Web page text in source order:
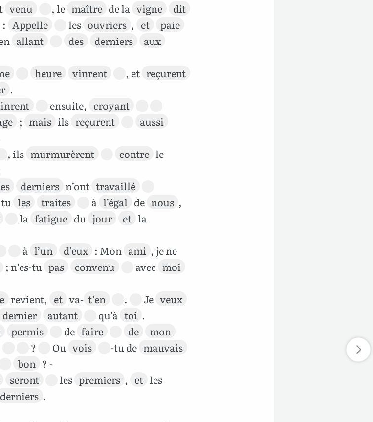
venu , le maître de la vigne
dit
: Appelle les ouvriers , et
paie
allant des derniers
aux
heure vinrent , et reçurent
.
ensuite, croyant
; mais ils reçurent
aussi
, ils murmurèrent contre le
derniers n’ont travaillé
tu les traites à l’égal de nous ,
la fatigue du jour et la
à l’un d’eux : Mon ami , je ne
; n’es-tu pas convenu avec moi
revient, et va- t’en . Je veux
dernier autant qu’à toi .
permis de faire de
mon
? Ou vois -tu de mauvais
bon ? -
seront les premiers , et les
derniers .